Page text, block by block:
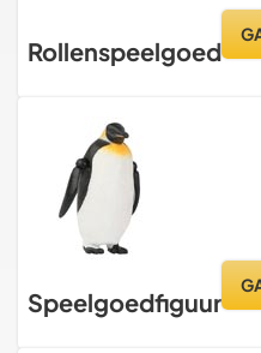
Rollenspeelgoed
Speelgoedfiguur